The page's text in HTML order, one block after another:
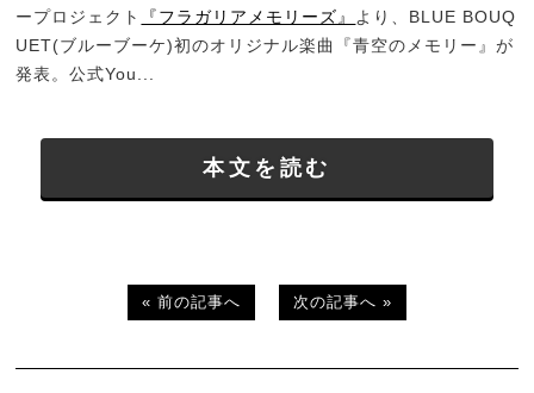
ープロジェクト
『フラガリアメモリーズ』 より、BLUE BOUQ
UET(ブルーブーケ)初のオリジナル楽曲『青空のメモリー』が
発表。公式You...
本文を読む
« 前の記事へ 次の記事へ »